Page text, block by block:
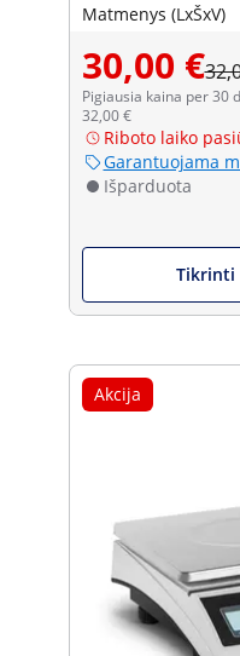
Matmenys (LxŠxV)
30,00 €
Pigiausia kaina per 30
32,00 €
Riboto laiko
Garantuojama
Išparduota
Tikrinti
Akcija